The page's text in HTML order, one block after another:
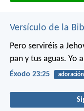
Versículo de la
Pero serviréis a
pan y tus aguas. Yo
Éxodo 23:25 adoración